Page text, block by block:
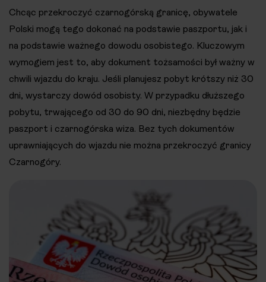
Chcąc przekroczyć czarnogórską granicę, obywatele
Polski mogą tego dokonać na podstawie paszportu, jak i
na podstawie ważnego dowodu osobistego. Kluczowym
wymogiem jest to, aby dokument tożsamości był ważny w
chwili wjazdu do kraju. Jeśli planujesz pobyt krótszy niż 30
dni, wystarczy dowód osobisty. W przypadku dłuższego
pobytu, trwającego od 30 do 90 dni, niezbędny będzie
paszport i czarnogórska wiza. Bez tych dokumentów
uprawniających do wjazdu nie można przekroczyć granicy
Czarnogóry.